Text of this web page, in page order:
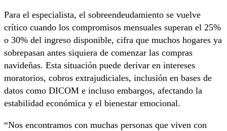
Para el especialista, el sobreendeudamiento se vuelve
crítico cuando los compromisos mensuales superan el 25%
o 30% del ingreso disponible, cifra que muchos hogares ya
sobrepasan antes siquiera de comenzar las compras
navideñas. Esta situación puede derivar en intereses
moratorios, cobros extrajudiciales, inclusión en bases de
datos como DICOM e incluso embargos, afectando la
estabilidad económica y el bienestar emocional.
“Nos encontramos con muchas personas que viven con